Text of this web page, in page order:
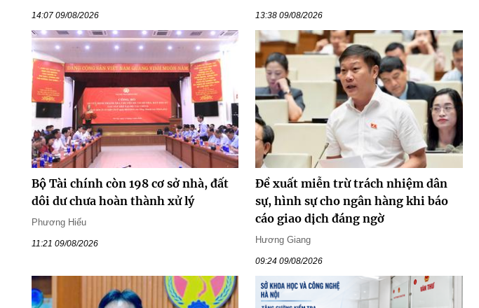
14:07 09/08/2026 13:38 09/08/2026
Bộ Tài chính còn 198 cơ sở nhà, đất
dôi dư chưa hoàn thành xử lý
Phương Hiếu
11:21 09/08/2026
Đề xuất miễn trừ trách nhiệm dân
sự, hình sự cho ngân hàng khi báo
cáo giao dịch đáng ngờ
Hương Giang
09:24 09/08/2026